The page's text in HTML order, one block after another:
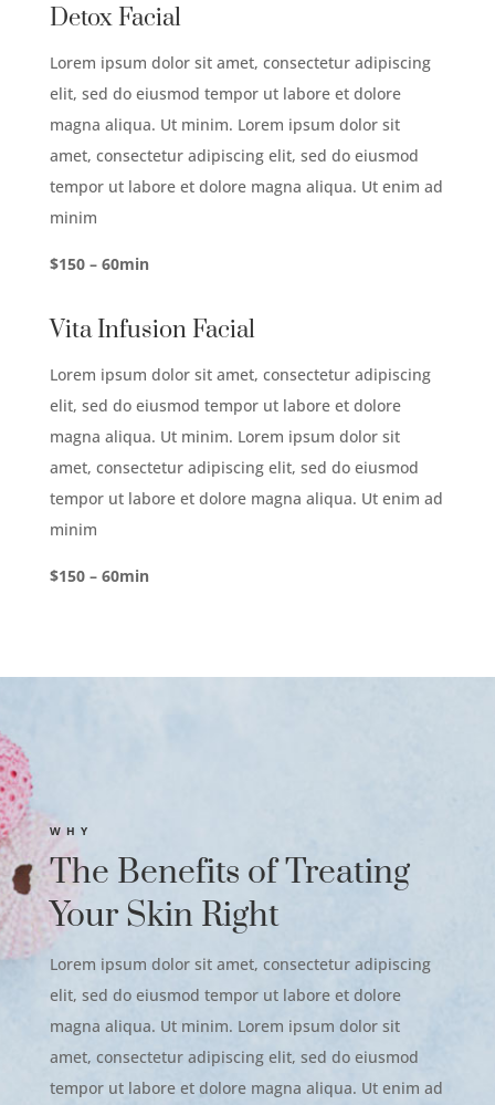
Detox Facial
Lorem ipsum dolor sit amet, consectetur adipiscing
elit, sed do eiusmod tempor ut labore et dolore
magna aliqua. Ut minim. Lorem ipsum dolor sit
amet, consectetur adipiscing elit, sed do eiusmod
tempor ut labore et dolore magna aliqua. Ut enim ad
minim
$150 – 60min
Vita Infusion Facial
Lorem ipsum dolor sit amet, consectetur adipiscing
elit, sed do eiusmod tempor ut labore et dolore
magna aliqua. Ut minim. Lorem ipsum dolor sit
amet, consectetur adipiscing elit, sed do eiusmod
tempor ut labore et dolore magna aliqua. Ut enim ad
minim
$150 – 60min
WHY
The Benefits of Treating
Your Skin Right
Lorem ipsum dolor sit amet, consectetur adipiscing
elit, sed do eiusmod tempor ut labore et dolore
magna aliqua. Ut minim. Lorem ipsum dolor sit
amet, consectetur adipiscing elit, sed do eiusmod
tempor ut labore et dolore magna aliqua. Ut enim ad